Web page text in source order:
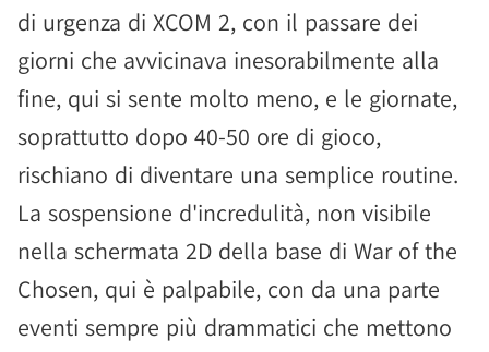
di urgenza di XCOM 2, con il passare dei
giorni che avvicinava inesorabilmente alla
fine, qui si sente molto meno, e le giornate,
soprattutto dopo 40-50 ore di gioco,
rischiano di diventare una semplice routine.
La sospensione d'incredulità, non visibile
nella schermata 2D della base di War of the
Chosen, qui è palpabile, con da una parte
eventi sempre più drammatici che mettono